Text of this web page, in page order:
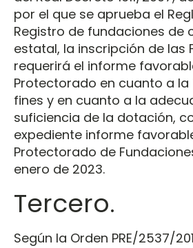
por el que se aprueba el
Registro de fundaciones de
estatal, la inscripción de las
requerirá el informe
Protectorado en cuanto a
fines y en cuanto a la
suficiencia de la dotación,
expediente informe
Protectorado de
enero de 2023.
Tercero.
Según la Orden PRE/2537/